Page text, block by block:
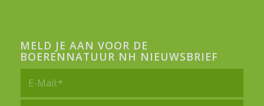
MELD JE AAN VOOR DE
BOERENNATUUR NH NIEUWSBRIEF